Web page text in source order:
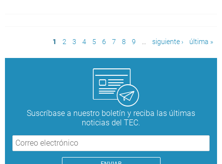
1 2 3 4 5 6 7 8 9 … siguiente › última »
Suscríbase a nuestro boletín y reciba las últimas
noticias del TEC.